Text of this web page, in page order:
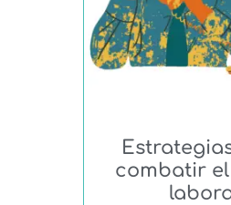
combatir